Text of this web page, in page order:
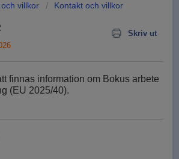
villkor Kontakt och villkor
Skriv ut
finnas information om Bokus arbete
(EU 2025/40).